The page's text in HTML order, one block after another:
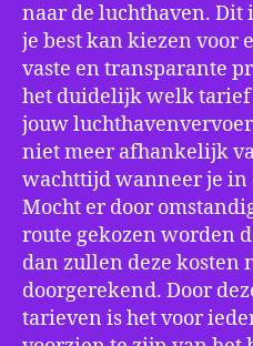
naar de luchthaven. Dit
je best kan kiezen voor
vaste en transparante
het duidelijk welk tarief
jouw
niet meer afhankelijk
wachttijd wanneer je in
Mocht er door
route gekozen worden
dan zullen deze kosten
doorgerekend. Door
tarieven is het voor